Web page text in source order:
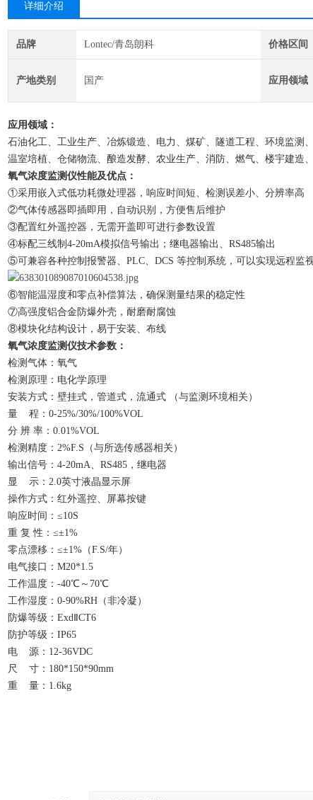
详细介绍
品牌 Lontec/青岛朗科 价格区间
产地类别 国产 应用领域
应用领域：
石油化工、工业生产、冶炼锻造、电力、煤矿、隧道工程、环境监测
温室培植、仓储物流、酿造发酵、农业生产、消防、燃气、楼宇建造
氧气浓度监测仪性能及优点：
①采用嵌入式低功耗微处理器，响应时间短、检测误差小、分辨率高
②气体传感器即插即用，自动识别，方便售后维护
③配置红外遥控器，无需开盖即可进行参数设置
④标配三线制4-20mA模拟信号输出；继电器输出、RS485输出
⑤可兼容各种控制报警器、PLC、DCS 等控制系统，可以实现远程监
⑥智能温湿度和零点补偿算法，确保测量结果的稳定性
⑦高强度铝合金防爆外壳，耐磨耐腐蚀
⑧模块化结构设计，易于安装、布线
氧气浓度监测仪技术参数 ：
检测 气体： 氧气
检测原理：电化学原理
安装方式：壁挂式，管道式，流通式
（与监测环境相关）
量
程： 0-25%/30%/100%VOL
分 辨 率： 0.01%VOL
检测 精度： 2%F.S （与所选传感器相关）
输出信号： 4-20mA、RS485，继电器
显
示： 2.0英寸液晶显示屏
操作方式：红外遥控、屏幕按键
响应时间： ≤10S
重 复 性： ≤±1%
零点漂移： ≤±1%（F.S/年）
电气接口 ： M20*1.5
工作温度： -40℃～70℃
工作湿度： 0-90%RH（非冷凝）
防爆等级： ExdⅡCT6
防护等级： IP65
电
源： 12-36VDC
尺
寸： 180*150*90mm
重
量： 1.6kg